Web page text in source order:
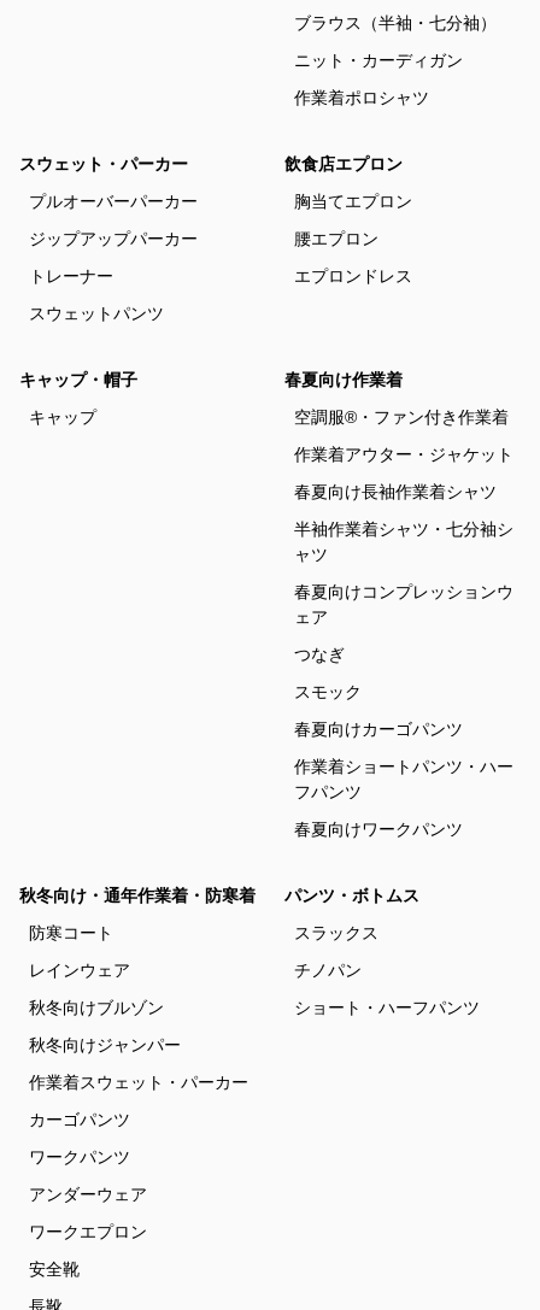
ブラウス（半袖・七分袖）
ニット・カーディガン
作業着ポロシャツ
スウェット・パーカー
プルオーバーパーカー
ジップアップパーカー
トレーナー
スウェットパンツ
飲食店エプロン
胸当てエプロン
腰エプロン
エプロンドレス
キャップ・帽子
キャップ
春夏向け作業着
空調服®・ファン付き作業着
作業着アウター・ジャケット
春夏向け長袖作業着シャツ
半袖作業着シャツ・七分袖シ
ャツ
春夏向けコンプレッションウ
ェア
つなぎ
スモック
春夏向けカーゴパンツ
作業着ショートパンツ・ハー
フパンツ
春夏向けワークパンツ
秋冬向け・通年作業着・防寒着
防寒コート
レインウェア
秋冬向けブルゾン
秋冬向けジャンパー
作業着スウェット・パーカー
カーゴパンツ
ワークパンツ
アンダーウェア
ワークエプロン
安全靴
パンツ・ボトムス
スラックス
チノパン
ショート・ハーフパンツ